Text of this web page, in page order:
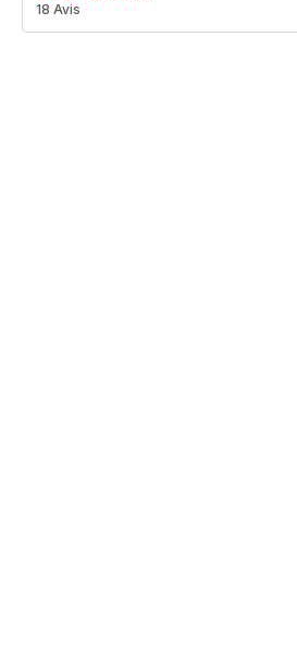
ratings.4.2
18 Avis